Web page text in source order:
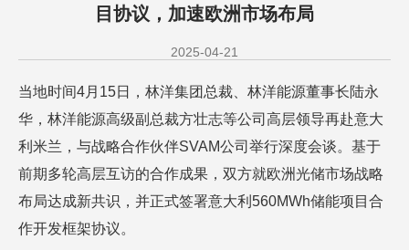
目协议，加速欧洲市场布局
2025-04-21
当地时间4月15日，林洋集团总裁、林洋能源董事长陆永
华，林洋能源高级副总裁方壮志等公司高层领导再赴意大
利米兰，与战略合作伙伴SVAM公司举行深度会谈。基于
前期多轮高层互访的合作成果，双方就欧洲光储市场战略
布局达成新共识，并正式签署意大利560MWh储能项目合
作开发框架协议。